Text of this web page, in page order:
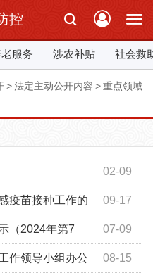
控
服务 涉农补贴 社会救
>法定主动公开内容 >重点领域
02-09
09-17
疫苗接种工作的
07-09
（2024年第7
08-15
作领导小组办公